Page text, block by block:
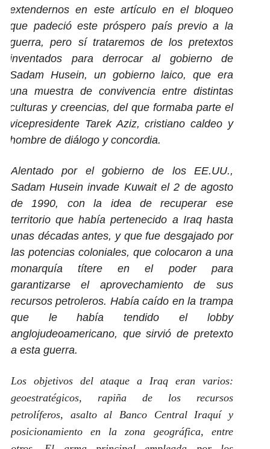
extendernos en este artículo en el bloqueo
que padeció este próspero país previo a la
guerra, pero sí trataremos de los pretextos
inventados para derrocar al gobierno de
Sadam Husein, un gobierno laico, que era
una muestra de convivencia entre distintas
culturas y creencias, del que formaba parte el
vicepresidente Tarek Aziz, cristiano caldeo y
hombre de diálogo y concordia.
Alentado por el gobierno de los EE.UU.,
Sadam Husein invade Kuwait el 2 de agosto
de 1990, con la idea de recuperar ese
territorio que había pertenecido a Iraq hasta
unas décadas antes, y que fue desgajado por
las potencias coloniales, que colocaron a una
monarquía títere en el poder para
garantizarse el aprovechamiento de sus
recursos petroleros. Había caído en la trampa
que le había tendido el lobby
anglojudeoamericano, que sirvió de pretexto
a esta guerra.
Los objetivos del ataque a Iraq eran varios:
geoestratégicos, rapiña de los recursos
petrolíferos, asalto al Banco Central Iraquí y
posicionamiento en la zona geográfica, entre